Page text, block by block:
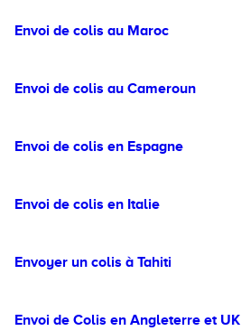
Envoi de colis au Maroc
Envoi de colis au Cameroun
Envoi de colis en Espagne
Envoi de colis en Italie
Envoyer un colis à Tahiti
Envoi de Colis en Angleterre et UK